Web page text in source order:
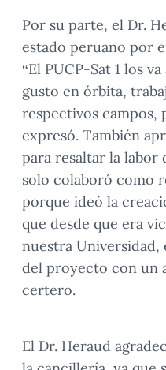
Por su parte, el Dr.
estado peruano por
“El PUCP-Sat 1 los
gusto en órbita,
respectivos campos,
expresó. También
para resaltar la labor
solo colaboró como
porque ideó la
que desde que era
nuestra
del proyecto con un
certero.
El Dr. Heraud